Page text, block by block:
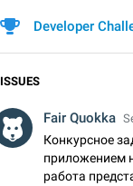
Developer
ISSUES
Fair Quokka
Конкурсное
приложением
работа